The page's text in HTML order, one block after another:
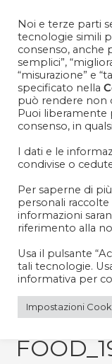
Cosa aspetti? Entra
su news, novità e
VOGLIO
Noi e terze parti
tecnologie simili
consenso, anche
semplici”,
“misurazione” e
specificato nella
può rendere non
Puoi liberamente
consenso, in
I dati e le
condivise o
Per saperne di
personali
informazioni
riferimento alla
Usa il pulsante
tali tecnologie.
informativa per
Impostazioni